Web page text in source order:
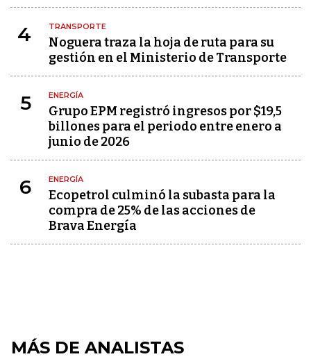
4 TRANSPORTE
Noguera traza la hoja de ruta para su
gestión en el Ministerio de Transporte
5 ENERGÍA
Grupo EPM registró ingresos por $19,5
billones para el periodo entre enero a
junio de 2026
6 ENERGÍA
Ecopetrol culminó la subasta para la
compra de 25% de las acciones de
Brava Energía
MÁS DE ANALISTAS